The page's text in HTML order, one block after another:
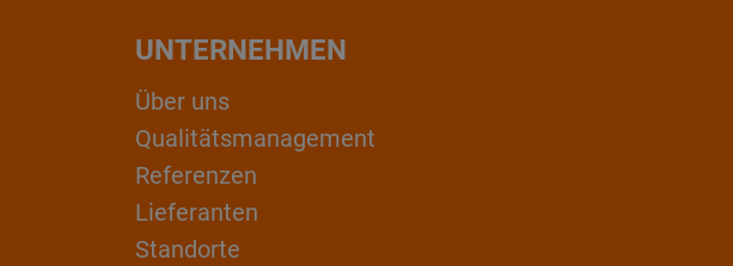
UNTERNEHMEN
Über uns
Qualitätsmanagement
Referenzen
Lieferanten
Standorte